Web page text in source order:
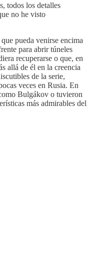
todos los detalles
no he visto
pueda venirse encima
para abrir túneles
recuperarse o que, en
allá de él en la creencia
de la serie,
veces en Rusia. En
Bulgákov o tuvieron
más admirables del